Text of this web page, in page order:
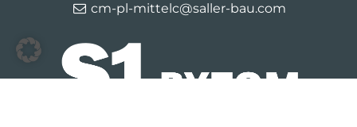
cm-pl-mittelc@saller-bau.com